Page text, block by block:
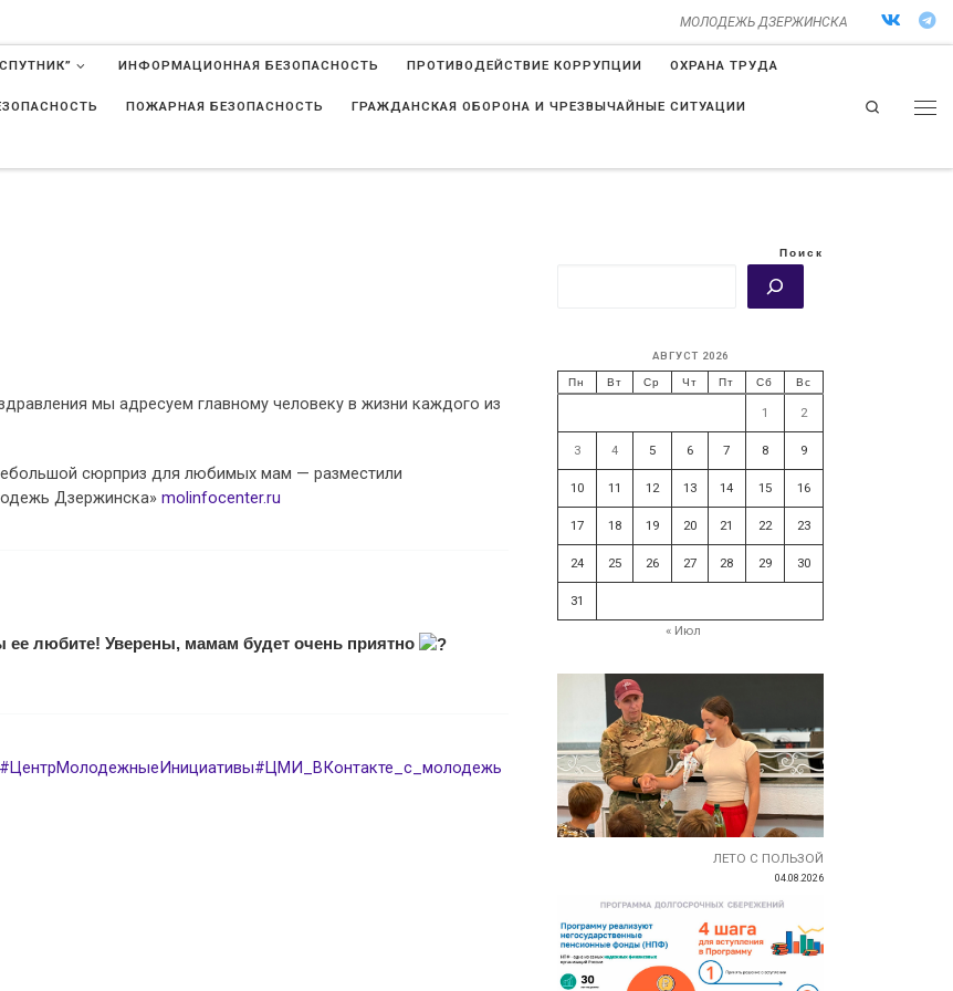
МОЛОДЕЖЬ ДЗЕРЖИНСКА
ИНФОРМАЦИОННАЯ БЕЗОПАСНОСТЬ ПРОТИВОДЕЙСТВИЕ КОРРУПЦИИ ОХРАНА ТРУДА
ПОЖАРНАЯ БЕЗОПАСНОСТЬ ГРАЖДАНСКАЯ ОБОРОНА И ЧРЕЗВЫЧАЙНЫЕ СИТУАЦИИ Search
мы адресуем главному человеку в жизни каждого из
сюрприз для любимых мам — разместили
Дзержинска» molinfocenter.ru
ее любите! Уверены, мамам будет очень приятно
#ЦентрМолодежныеИнициативы#ЦМИ_ВКонтакте_с_молодежь
Поиск
АВГУСТ 2026
Пн Вт Ср Чт Пт Сб Вс
1 2
3 4 5 6 7 8 9
10 11 12 13 14 15 16
17 18 19 20 21 22 23
24 25 26 27 28 29 30
31
« Июл
ЛЕТО С ПОЛЬЗОЙ
04.08.2026